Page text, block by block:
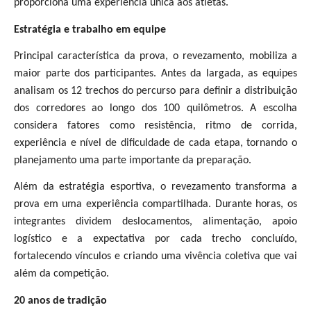
proporciona uma experiência única aos atletas.
Estratégia e trabalho em equipe
Principal característica da prova, o revezamento, mobiliza a
maior parte dos participantes. Antes da largada, as equipes
analisam os 12 trechos do percurso para definir a distribuição
dos corredores ao longo dos 100 quilômetros. A escolha
considera fatores como resistência, ritmo de corrida,
experiência e nível de dificuldade de cada etapa, tornando o
planejamento uma parte importante da preparação.
Além da estratégia esportiva, o revezamento transforma a
prova em uma experiência compartilhada. Durante horas, os
integrantes dividem deslocamentos, alimentação, apoio
logístico e a expectativa por cada trecho concluído,
fortalecendo vínculos e criando uma vivência coletiva que vai
além da competição.
20 anos de tradição